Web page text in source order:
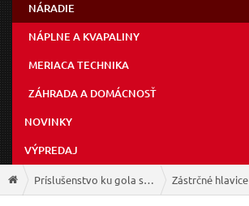
NÁRADIE
NÁPLNE A KVAPALINY
MERIACA TECHNIKA
ZÁHRADA A DOMÁCNOSŤ
NOVINKY
VÝPREDAJ
Príslušenstvo ku gola sadám Zástrčné hlavice